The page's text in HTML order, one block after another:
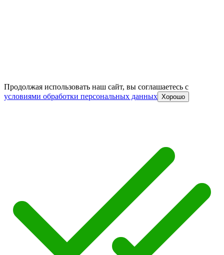
Продолжая использовать наш сайт, вы соглашаетесь c
условиями обработки персональных данных Хорошо